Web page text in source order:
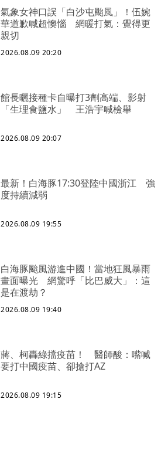
氣象女神口誤「白沙屯颱風」！伍婉
華道歉喊超懊惱 網暖打氣：覺得更
親切
2026.08.09 20:20
館長曬接種卡自曝打3劑高端、影射
「生理食鹽水」 王浩宇喊檢舉
2026.08.09 20:07
最新！白海豚17:30登陸中國浙江 強
度持續減弱
2026.08.09 19:55
白海豚颱風游進中國！當地狂風暴雨
畫面曝光 網驚呼「比巴威大」：這
是在渡劫？
2026.08.09 19:40
蔣、柯轟綠擋疫苗！ 醫師酸：嘴喊
要打中國疫苗、卻搶打AZ
2026.08.09 19:15